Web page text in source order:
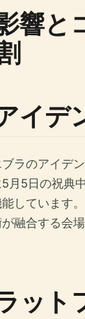
響と
イデ
ラのアイデ
月5日の祝典
しています
融合する会
ット